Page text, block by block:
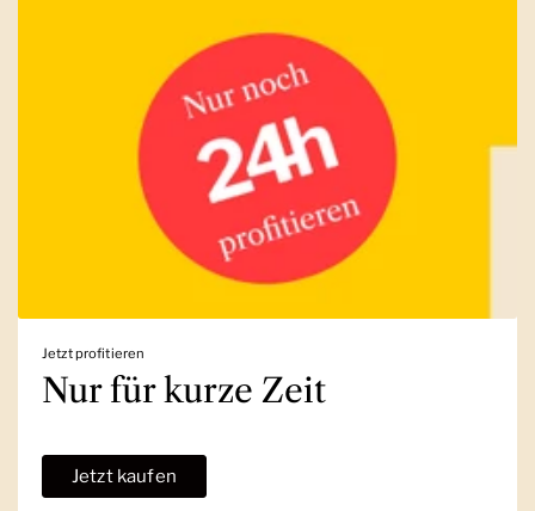
Jetzt profitieren
Nur für kurze Zeit
Jetzt kaufen